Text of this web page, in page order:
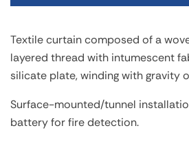
Textile curtain composed of a
layered thread with intumescent
silicate plate, winding with gravity
Surface-mounted/tunnel
battery for fire detection.